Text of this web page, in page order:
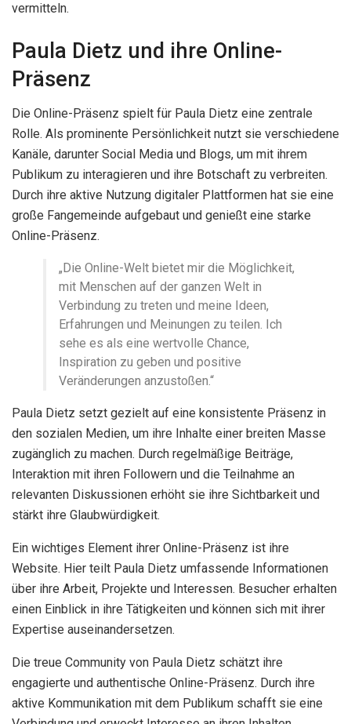
vermitteln.
Paula Dietz und ihre Online-
Präsenz
Die Online-Präsenz spielt für Paula Dietz eine zentrale
Rolle. Als prominente Persönlichkeit nutzt sie verschiedene
Kanäle, darunter Social Media und Blogs, um mit ihrem
Publikum zu interagieren und ihre Botschaft zu verbreiten.
Durch ihre aktive Nutzung digitaler Plattformen hat sie eine
große Fangemeinde aufgebaut und genießt eine starke
Online-Präsenz.
„Die Online-Welt bietet mir die Möglichkeit,
mit Menschen auf der ganzen Welt in
Verbindung zu treten und meine Ideen,
Erfahrungen und Meinungen zu teilen. Ich
sehe es als eine wertvolle Chance,
Inspiration zu geben und positive
Veränderungen anzustoßen.“
Paula Dietz setzt gezielt auf eine konsistente Präsenz in
den sozialen Medien, um ihre Inhalte einer breiten Masse
zugänglich zu machen. Durch regelmäßige Beiträge,
Interaktion mit ihren Followern und die Teilnahme an
relevanten Diskussionen erhöht sie ihre Sichtbarkeit und
stärkt ihre Glaubwürdigkeit.
Ein wichtiges Element ihrer Online-Präsenz ist ihre
Website. Hier teilt Paula Dietz umfassende Informationen
über ihre Arbeit, Projekte und Interessen. Besucher erhalten
einen Einblick in ihre Tätigkeiten und können sich mit ihrer
Expertise auseinandersetzen.
Die treue Community von Paula Dietz schätzt ihre
engagierte und authentische Online-Präsenz. Durch ihre
aktive Kommunikation mit dem Publikum schafft sie eine